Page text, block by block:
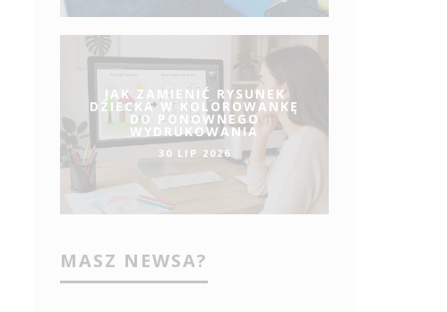
JAK ZAMIENIĆ RYSUNEK
DZIECKA W KOLOROWANKĘ
DO PONOWNEGO
WYDRUKOWANIA
30 LIP 2026
MASZ NEWSA?